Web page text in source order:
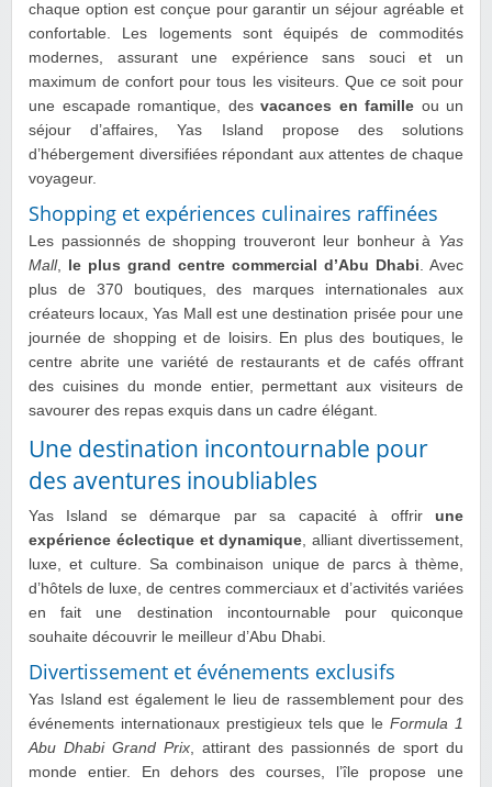
chaque option est conçue pour garantir un séjour agréable et
confortable. Les logements sont équipés de commodités
modernes, assurant une expérience sans souci et un
maximum de confort pour tous les visiteurs. Que ce soit pour
une escapade romantique, des vacances en famille ou un
séjour d’affaires, Yas Island propose des solutions
d’hébergement diversifiées répondant aux attentes de chaque
voyageur.
Shopping et expériences culinaires raffinées
Les passionnés de shopping trouveront leur bonheur à Yas
Mall, le plus grand centre commercial d’Abu Dhabi. Avec
plus de 370 boutiques, des marques internationales aux
créateurs locaux, Yas Mall est une destination prisée pour une
journée de shopping et de loisirs. En plus des boutiques, le
centre abrite une variété de restaurants et de cafés offrant
des cuisines du monde entier, permettant aux visiteurs de
savourer des repas exquis dans un cadre élégant.
Une destination incontournable pour
des aventures inoubliables
Yas Island se démarque par sa capacité à offrir une
expérience éclectique et dynamique, alliant divertissement,
luxe, et culture. Sa combinaison unique de parcs à thème,
d’hôtels de luxe, de centres commerciaux et d’activités variées
en fait une destination incontournable pour quiconque
souhaite découvrir le meilleur d’Abu Dhabi.
Divertissement et événements exclusifs
Yas Island est également le lieu de rassemblement pour des
événements internationaux prestigieux tels que leFormula 1
Abu Dhabi Grand Prix, attirant des passionnés de sport du
monde entier. En dehors des courses, l’île propose une